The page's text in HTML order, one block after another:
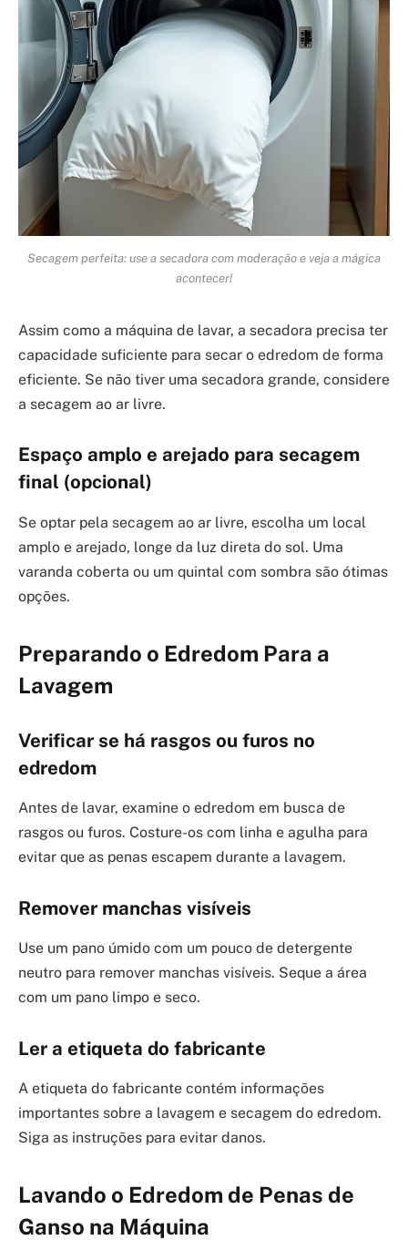
Secagem perfeita: use a secadora com moderação e veja a mágica
acontecer!
Assim como a máquina de lavar, a secadora precisa ter
capacidade suficiente para secar o edredom de forma
eficiente. Se não tiver uma secadora grande, considere
a secagem ao ar livre.
Espaço amplo e arejado para secagem
final (opcional)
Se optar pela secagem ao ar livre, escolha um local
amplo e arejado, longe da luz direta do sol. Uma
varanda coberta ou um quintal com sombra são ótimas
opções.
Preparando o Edredom Para a
Lavagem
Verificar se há rasgos ou furos no
edredom
Antes de lavar, examine o edredom em busca de
rasgos ou furos. Costure-os com linha e agulha para
evitar que as penas escapem durante a lavagem.
Remover manchas visíveis
Use um pano úmido com um pouco de detergente
neutro para remover manchas visíveis. Seque a área
com um pano limpo e seco.
Ler a etiqueta do fabricante
A etiqueta do fabricante contém informações
importantes sobre a lavagem e secagem do edredom.
Siga as instruções para evitar danos.
Lavando o Edredom de Penas de
Ganso na Máquina